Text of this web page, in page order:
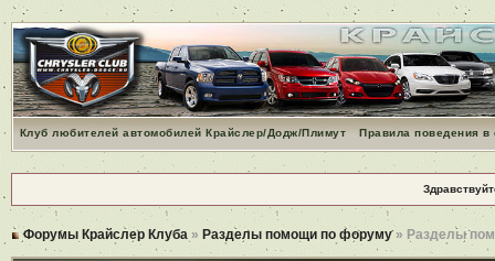
Клуб любителей автомобилей Крайслер/Додж/Плимут Правила поведения
Форумы Крайслер Клуба » Разделы помощи по форуму» Разделы